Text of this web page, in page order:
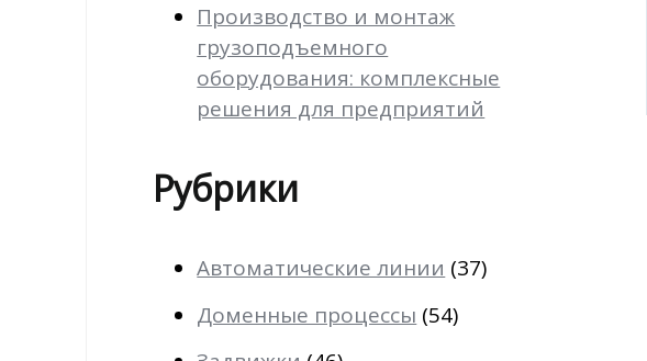
Производство и монтаж
грузоподъемного
оборудования: комплексные
решения для предприятий
Рубрики
Автоматические линии (37)
Доменные процессы (54)